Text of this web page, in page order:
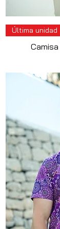
Última unidad